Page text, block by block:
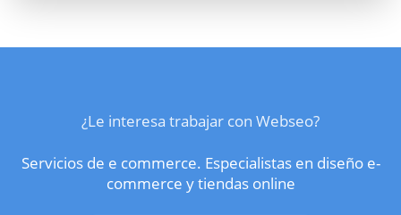
¿Le interesa trabajar con Webseo?
Servicios de e commerce. Especialistas en diseño e-
commerce y tiendas online